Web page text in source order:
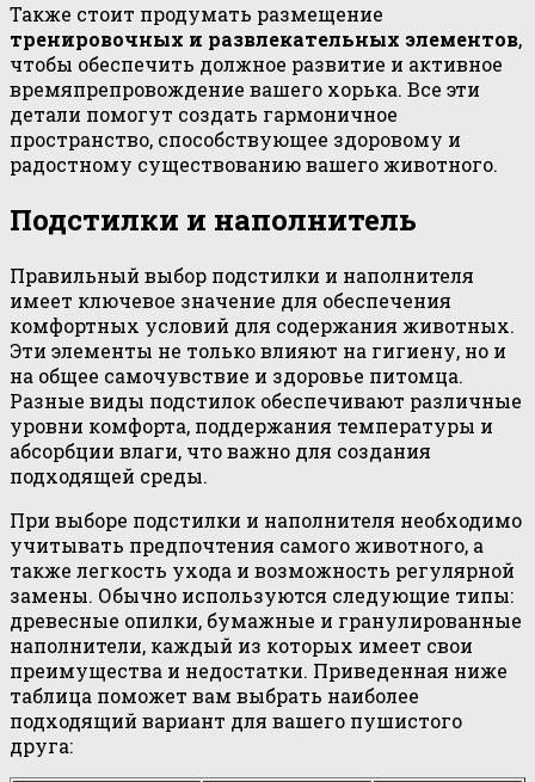
Также стоит продумать размещение
тренировочных и развлекательных элементов,
чтобы обеспечить должное развитие и активное
времяпрепровождение вашего хорька. Все эти
детали помогут создать гармоничное
пространство, способствующее здоровому и
радостному существованию вашего животного.
Подстилки и наполнитель
Правильный выбор подстилки и наполнителя
имеет ключевое значение для обеспечения
комфортных условий для содержания животных.
Эти элементы не только влияют на гигиену, но и
на общее самочувствие и здоровье питомца.
Разные виды подстилок обеспечивают различные
уровни комфорта, поддержания температуры и
абсорбции влаги, что важно для создания
подходящей среды.
При выборе подстилки и наполнителя необходимо
учитывать предпочтения самого животного, а
также легкость ухода и возможность регулярной
замены. Обычно используются следующие типы:
древесные опилки, бумажные и гранулированные
наполнители, каждый из которых имеет свои
преимущества и недостатки. Приведенная ниже
таблица поможет вам выбрать наиболее
подходящий вариант для вашего пушистого
друга: